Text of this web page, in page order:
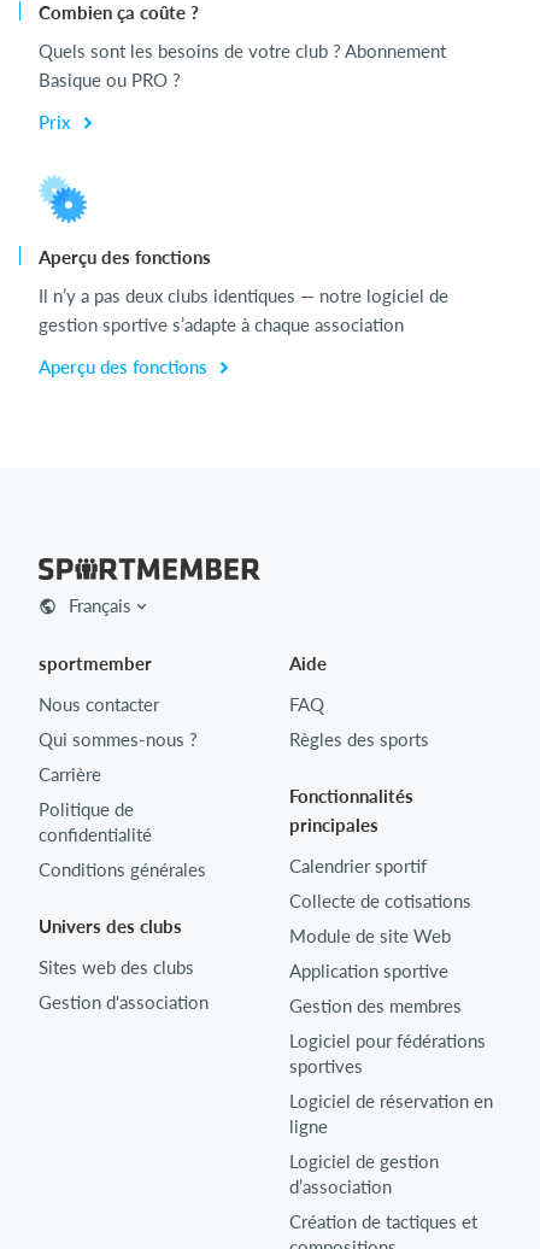
Combien ça coûte ?
Quels sont les besoins de votre club ? Abonnement
Basique ou PRO ?
Prix
Aperçu des fonctions
Il n’y a pas deux clubs identiques — notre logiciel de
gestion sportive s’adapte à chaque association
Aperçu des fonctions
Français
sportmember
Nous contacter
Qui sommes-nous ?
Carrière
Politique de
confidentialité
Conditions générales
Univers des clubs
Sites web des clubs
Gestion d'association
Aide
FAQ
Règles des sports
Fonctionnalités
principales
Calendrier sportif
Collecte de cotisations
Module de site Web
Application sportive
Gestion des membres
Logiciel pour fédérations
sportives
Logiciel de réservation en
ligne
Logiciel de gestion
d’association
Création de tactiques et